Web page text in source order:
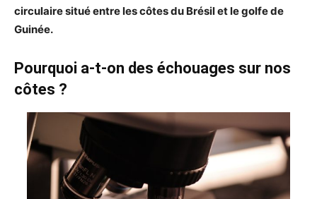
circulaire situé entre les côtes du Brésil et le golfe de
Guinée.
Pourquoi a-t-on des échouages sur nos
côtes ?